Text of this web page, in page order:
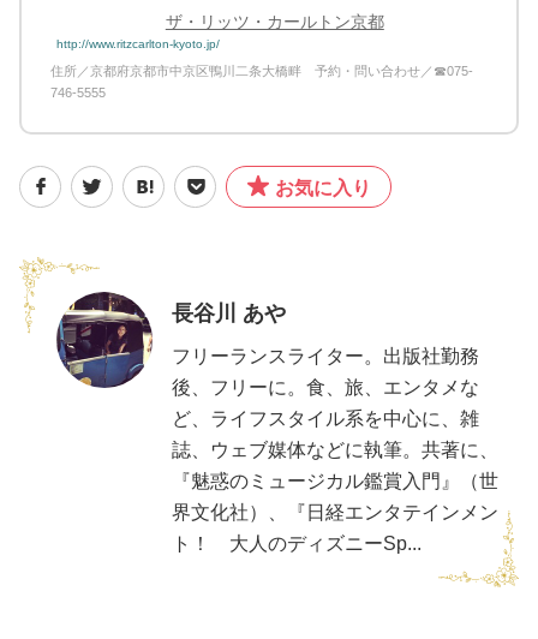
ザ・リッツ・カールトン京都
http://www.ritzcarlton-kyoto.jp/
住所／京都府京都市中京区鴨川二条大橋畔 予約・問い合わせ／☎075-
746-5555
お気に入り
長谷川 あや
フリーランスライター。出版社勤務
後、フリーに。食、旅、エンタメな
ど、ライフスタイル系を中心に、雑
誌、ウェブ媒体などに執筆。共著に、
『魅惑のミュージカル鑑賞入門』（世
界文化社）、『日経エンタテインメン
ト！ 大人のディズニーSp...